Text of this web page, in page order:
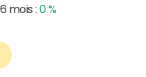
mois :0 %